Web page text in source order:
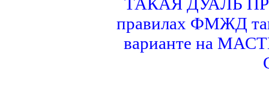
правилах ФМЖД
варианте на